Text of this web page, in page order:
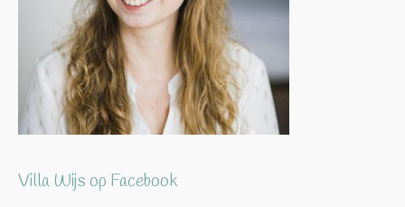
Villa Wijs op Facebook